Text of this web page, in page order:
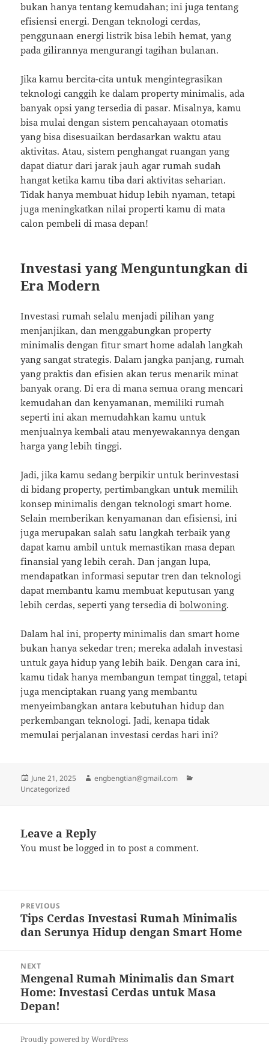
bukan hanya tentang kemudahan; ini juga tentang
efisiensi energi. Dengan teknologi cerdas,
penggunaan energi listrik bisa lebih hemat, yang
pada gilirannya mengurangi tagihan bulanan.
Jika kamu bercita-cita untuk mengintegrasikan
teknologi canggih ke dalam property minimalis, ada
banyak opsi yang tersedia di pasar. Misalnya, kamu
bisa mulai dengan sistem pencahayaan otomatis
yang bisa disesuaikan berdasarkan waktu atau
aktivitas. Atau, sistem penghangat ruangan yang
dapat diatur dari jarak jauh agar rumah sudah
hangat ketika kamu tiba dari aktivitas seharian.
Tidak hanya membuat hidup lebih nyaman, tetapi
juga meningkatkan nilai properti kamu di mata
calon pembeli di masa depan!
Investasi yang Menguntungkan di
Era Modern
Investasi rumah selalu menjadi pilihan yang
menjanjikan, dan menggabungkan property
minimalis dengan fitur smart home adalah langkah
yang sangat strategis. Dalam jangka panjang, rumah
yang praktis dan efisien akan terus menarik minat
banyak orang. Di era di mana semua orang mencari
kemudahan dan kenyamanan, memiliki rumah
seperti ini akan memudahkan kamu untuk
menjualnya kembali atau menyewakannya dengan
harga yang lebih tinggi.
Jadi, jika kamu sedang berpikir untuk berinvestasi
di bidang property, pertimbangkan untuk memilih
konsep minimalis dengan teknologi smart home.
Selain memberikan kenyamanan dan efisiensi, ini
juga merupakan salah satu langkah terbaik yang
dapat kamu ambil untuk memastikan masa depan
finansial yang lebih cerah. Dan jangan lupa,
mendapatkan informasi seputar tren dan teknologi
dapat membantu kamu membuat keputusan yang
lebih cerdas, seperti yang tersedia dibolwoning.
Dalam hal ini, property minimalis dan smart home
bukan hanya sekedar tren; mereka adalah investasi
untuk gaya hidup yang lebih baik. Dengan cara ini,
kamu tidak hanya membangun tempat tinggal, tetapi
juga menciptakan ruang yang membantu
menyeimbangkan antara kebutuhan hidup dan
perkembangan teknologi. Jadi, kenapa tidak
memulai perjalanan investasi cerdas hari ini?
Posted
on
June 21, 2025 Author
engbengtian@gmail.com
Uncategorized
Leave a Reply
You must belogged in to post a comment.
navigation
PREVIOUS
Previous
post:
Tips Cerdas Investasi Rumah Minimalis
dan Serunya Hidup dengan Smart Home
NEXT
Next
post:
Mengenal Rumah Minimalis dan Smart
Home: Investasi Cerdas untuk Masa
Depan!
Proudly powered by WordPress